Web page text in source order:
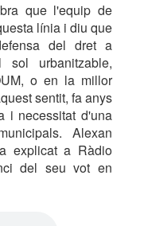
que l'equip de
línia i diu que
del dret a
urbanitzable,
o en la millor
sentit, fa anys
i necessitat d'una
Alexan
explicat a Ràdio
del seu vot en